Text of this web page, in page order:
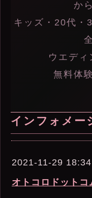
か
キッズ・20代・
ウエディ
無料体
インフォメー
2021-11-29
オトコロドットコ